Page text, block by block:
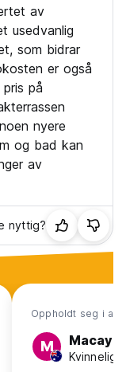
av
usedvanlig
som bidrar
er også
på
nyere
og bad kan
av
nyttig?
Oppholdt seg i apr
M Macayla
Kvinnelig,